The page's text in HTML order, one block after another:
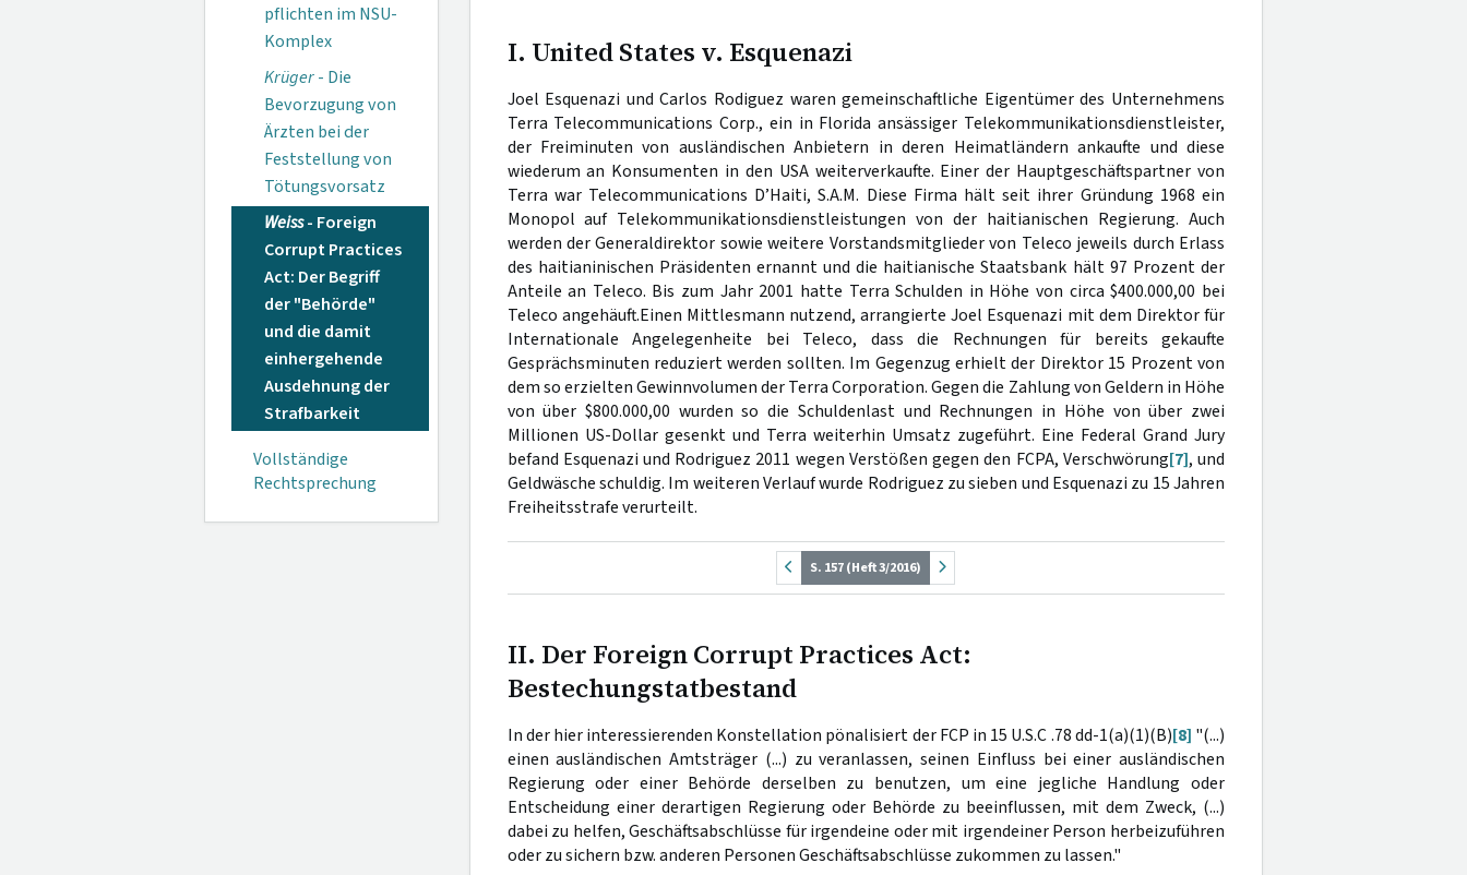
pflichten im NSU-
Komplex
Krüger- Die
Bevorzugung von
Ärzten bei der
Fest­stellung von
Tötungs­vorsatz
Weiss- Foreign
Corrupt Practices
Act: Der Begriff
der "Behörde"
und die damit
einher­gehende
Aus­dehnung der
Straf­barkeit
Vollständige
Rechtsprechung
I. United States v. Esquenazi
Joel Esquenazi und Carlos Rodiguez waren gemeinschaftliche Eigentümer des Unternehmens
Terra Telecommunications Corp., ein in Florida ansässiger Telekommunikationsdienstleister,
der Freiminuten von ausländischen Anbietern in deren Heimatländern ankaufte und diese
wiederum an Konsumenten in den USA weiterverkaufte. Einer der Hauptgeschäftspartner von
Terra war Telecommunications D’Haiti, S.A.M. Diese Firma hält seit ihrer Gründung 1968 ein
Monopol auf Telekommunikationsdienstleistungen von der haitianischen Regierung. Auch
werden der Generaldirektor sowie weitere Vorstandsmitglieder von Teleco jeweils durch Erlass
des haitianinischen Präsidenten ernannt und die haitianische Staatsbank hält 97 Prozent der
Anteile an Teleco. Bis zum Jahr 2001 hatte Terra Schulden in Höhe von circa $400.000,00 bei
Teleco angehäuft.Einen Mittlesmann nutzend, arrangierte Joel Esquenazi mit dem Direktor für
Internationale Angelegenheite bei Teleco, dass die Rechnungen für bereits gekaufte
Gesprächsminuten reduziert werden sollten. Im Gegenzug erhielt der Direktor 15 Prozent von
dem so erzielten Gewinnvolumen der Terra Corporation. Gegen die Zahlung von Geldern in Höhe
von über $800.000,00 wurden so die Schuldenlast und Rechnungen in Höhe von über zwei
Millionen US-Dollar gesenkt und Terra weiterhin Umsatz zugeführt. Eine Federal Grand Jury
befand Esquenazi und Rodriguez 2011 wegen Verstößen gegen den FCPA, Verschwörung[7], und
Geldwäsche schuldig. Im weiteren Verlauf wurde Rodriguez zu sieben und Esquenazi zu 15 Jahren
Freiheitsstrafe verurteilt.
S. 157 (Heft 3/2016)
II. Der Foreign Corrupt Practices Act:
Bestechungstatbestand
In der hier interessierenden Konstellation pönalisiert der FCP in 15 U.S.C .78 dd-1(a)(1)(B)[8] "(...)
einen ausländischen Amtsträger (...) zu veranlassen, seinen Einfluss bei einer ausländischen
Regierung oder einer Behörde derselben zu benutzen, um eine jegliche Handlung oder
Entscheidung einer derartigen Regierung oder Behörde zu beeinflussen, mit dem Zweck, (...)
dabei zu helfen, Geschäftsabschlüsse für irgendeine oder mit irgendeiner Person herbeizuführen
oder zu sichern bzw. anderen Personen Geschäftsabschlüsse zukommen zu lassen."